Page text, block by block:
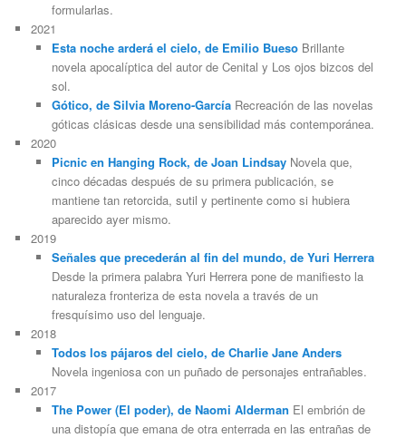
formularlas.
2021
Esta noche arderá el cielo, de Emilio BuesoBrillante
novela apocalíptica del autor de Cenital y Los ojos bizcos del
sol.
Gótico, de Silvia Moreno-GarcíaRecreación de las novelas
góticas clásicas desde una sensibilidad más contemporánea.
2020
Picnic en Hanging Rock, de Joan LindsayNovela que,
cinco décadas después de su primera publicación, se
mantiene tan retorcida, sutil y pertinente como si hubiera
aparecido ayer mismo.
2019
Señales que precederán al fin del mundo, de Yuri Herrera
Desde la primera palabra Yuri Herrera pone de manifiesto la
naturaleza fronteriza de esta novela a través de un
fresquísimo uso del lenguaje.
2018
Todos los pájaros del cielo, de Charlie Jane Anders
Novela ingeniosa con un puñado de personajes entrañables.
2017
The Power (El poder), de Naomi Alderman El embrión de
una distopía que emana de otra enterrada en las entrañas de